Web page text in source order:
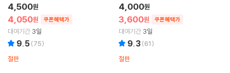
4,050원 쿠폰혜택가
4,500원
대여기간 3일
9.5(75)
절판
3,600원 쿠폰혜택가
4,000원
대여기간 3일
9.3(61)
절판